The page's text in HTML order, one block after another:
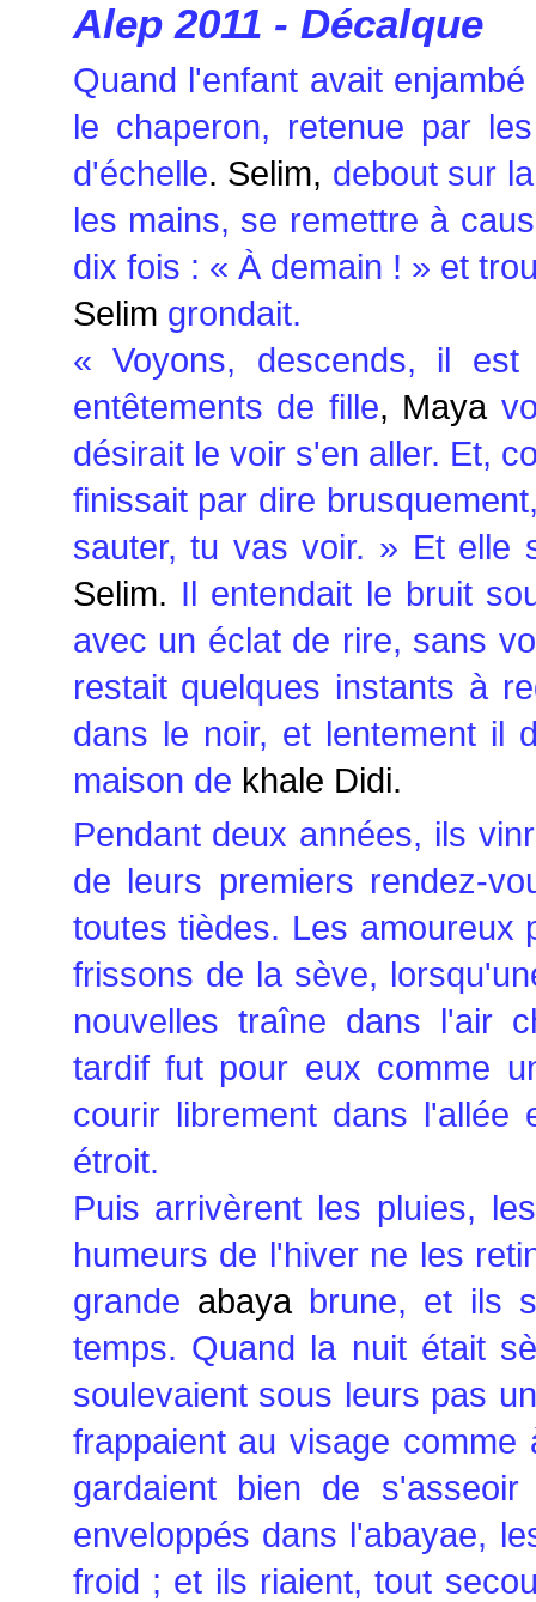
Alep 2011 - Décalque
Quand l'enfant avait
le chaperon, retenue par
d'échelle. Selim, debout sur
les mains, se remettre à
dix fois : « À demain ! » et
Selim grondait.
« Voyons, descends, il
entêtements de fille, Maya
désirait le voir s'en aller. Et,
finissait par dire
sauter, tu vas voir. » Et elle
Selim. Il entendait le bruit
avec un éclat de rire, sans
restait quelques instants à
dans le noir, et lentement il
maison de khale Didi.
Pendant deux années, ils
de leurs premiers rendez-
toutes tièdes. Les amoureux
frissons de la sève,
nouvelles traîne dans l'air
tardif fut pour eux comme
courir librement dans
étroit.
Puis arrivèrent les pluies, les
humeurs de l'hiver ne les
grande abayabrune, et ils
temps. Quand la nuit était
soulevaient sous leurs pas
frappaient au visage
gardaient bien de
enveloppés dans l'abayae,
froid ; et ils riaient, tout